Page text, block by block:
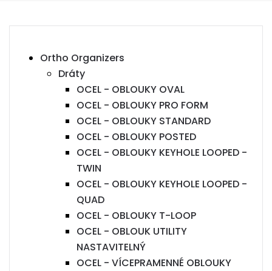
Ortho Organizers
Dráty
OCEL - OBLOUKY OVAL
OCEL - OBLOUKY PRO FORM
OCEL - OBLOUKY STANDARD
OCEL - OBLOUKY POSTED
OCEL - OBLOUKY KEYHOLE LOOPED -
TWIN
OCEL - OBLOUKY KEYHOLE LOOPED -
QUAD
OCEL - OBLOUKY T-LOOP
OCEL - OBLOUK UTILITY
NASTAVITELNÝ
OCEL - VÍCEPRAMENNÉ OBLOUKY